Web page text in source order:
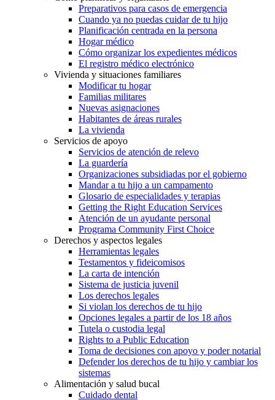
Preparativos para casos de emergencia
Cuando ya no puedas cuidar de tu hijo
Planificación centrada en la persona
Hogar médico
Cómo organizar los expedientes médicos
El registro médico electrónico
Vivienda y situaciones familiares
Modificar tu hogar
Familias militares
Nuevas asignaciones
Habitantes de áreas rurales
La vivienda
Servicios de apoyo
Servicios de atención de relevo
La guardería
Organizaciones subsidiadas por el gobierno
Mandar a tu hijo a un campamento
Glosario de especialidades y terapias
Getting the Right Education Services
Atención de un ayudante personal
Programa Community First Choice
Derechos y aspectos legales
Herramientas legales
Testamentos y fideicomisos
La carta de intención
Sistema de justicia juvenil
Los derechos legales
Si violan los derechos de tu hijo
Opciones legales a partir de los 18 años
Tutela o custodia legal
Rights to a Public Education
Toma de decisiones con apoyo y poder notarial
Defender los derechos de tu hijo y cambiar los
sistemas
Alimentación y salud bucal
Cuidado dental